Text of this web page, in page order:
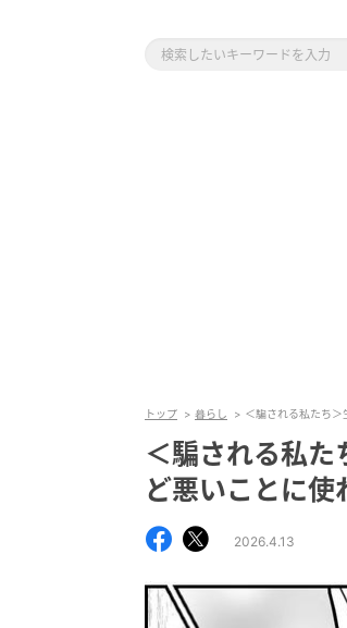
トップ 暮らし ＜騙される私たち＞
＜騙される私た
ど悪いことに使
2026.4.13